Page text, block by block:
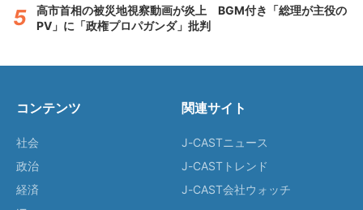
高市首相の被災地視察動画が炎上 BGM付き「総理が主役の
PV」に「政権プロパガンダ」批判
コンテンツ
社会
政治
経済
関連サイト
J-CASTニュース
J-CASTトレンド
J-CAST会社ウォッチ